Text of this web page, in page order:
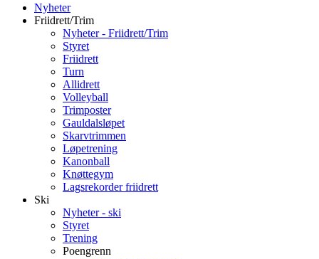
Nyheter
Friidrett/Trim
Nyheter - Friidrett/Trim
Styret
Friidrett
Turn
Allidrett
Volleyball
Trimposter
Gauldalsløpet
Skarvtrimmen
Løpetrening
Kanonball
Knøttegym
Lagsrekorder friidrett
Ski
Nyheter - ski
Styret
Trening
Poengrenn